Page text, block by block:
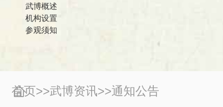
武博概述
机构设置
参观须知
首页>>武博资讯>>通知公告